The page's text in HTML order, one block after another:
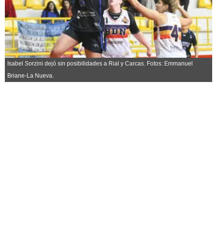
libre
Tecnología
Turismo
Salud
Es viral
El tiempo
Fúnebres
Isabel Sorzini dejó sin posibilidades a Rial y Carcas. Fotos: Emmanuel
Briane-La Nueva.